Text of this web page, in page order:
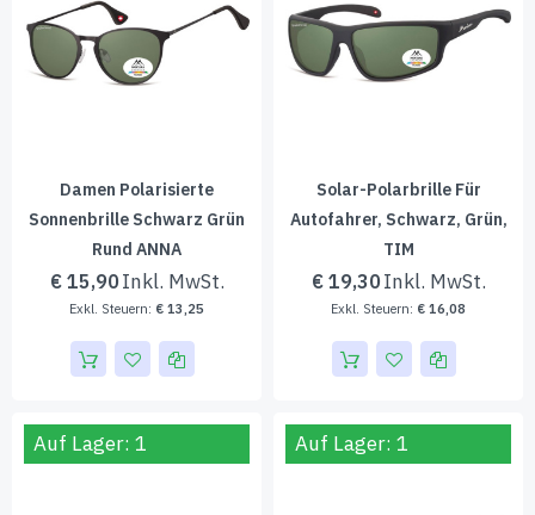
Damen Polarisierte
Sonnenbrille Schwarz Grün
Rund ANNA
€ 15,90
€ 13,25
Solar-Polarbrille Für
Autofahrer, Schwarz, Grün,
TIM
€ 19,30
€ 16,08
Auf Lager: 1 Auf Lager: 1